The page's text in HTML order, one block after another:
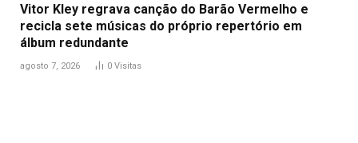
Vitor Kley regrava canção do Barão Vermelho e
recicla sete músicas do próprio repertório em
álbum redundante
agosto 7, 2026 0 Visitas